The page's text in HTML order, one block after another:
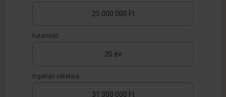
Futamidő
Ingatlan vételára